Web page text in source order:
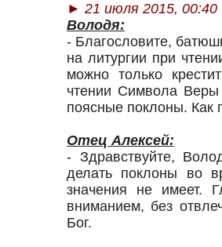
► 21 июля 2015, 00:40
Володя:
- Благословите,
на литургии при
можно только
чтении Символа Веры
поясные поклоны. Как
Отец Алексей:
- Здравствуйте,
делать поклоны во
значения не имеет.
вниманием, без
Бог.